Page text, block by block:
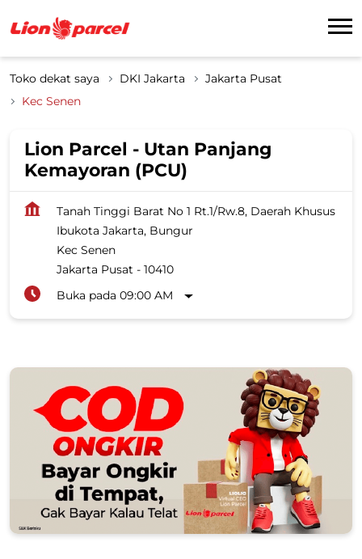
Toko dekat saya DKI Jakarta
Jakarta Pusat
Kec Senen
Lion Parcel - Utan Panjang
Kemayoran (PCU)
Tanah Tinggi Barat No 1 Rt.1/Rw.8, Daerah Khusus
Ibukota Jakarta, Bungur
Kec Senen
Jakarta Pusat - 10410
Buka pada 09:00 AM